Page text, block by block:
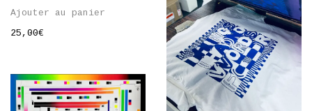
Ajouter au panier
25,00€